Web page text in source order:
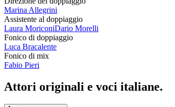
Marina Allegrini
Assistente al doppiaggio
Laura MoriconiDario Morelli
Fonico di doppiaggio
Luca Bracalente
Fonico di mix
Fabio Pieri
Attori originali e voci italiane.